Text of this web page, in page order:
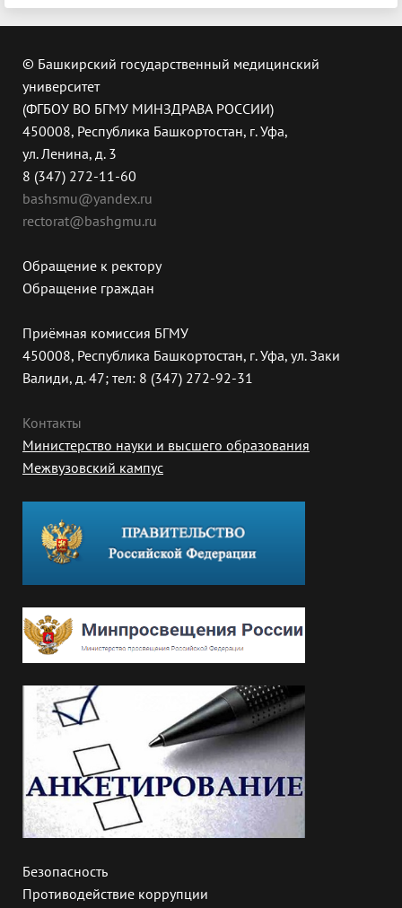
© Башкирский государственный медицинский
университет
(ФГБОУ ВО БГМУ МИНЗДРАВА РОССИИ)
450008, Республика Башкортостан, г. Уфа,
ул. Ленина, д. 3
8 (347) 272-11-60
bashsmu@yandex.ru
rectorat@bashgmu.ru
Обращение к ректору
Обращение граждан
Приёмная комиссия БГМУ
450008, Республика Башкортостан, г. Уфа, ул. Заки
Валиди, д. 47; тел: 8 (347) 272-92-31
Контакты
Министерство науки и высшего образования
Межвузовский кампус
Безопасность
Противодействие коррупции